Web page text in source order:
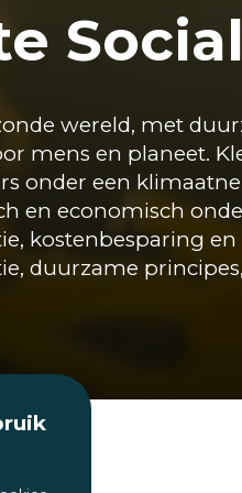
wereld, met
mens en planeet.
onder een
en economisch
kostenbesparing
duurzame